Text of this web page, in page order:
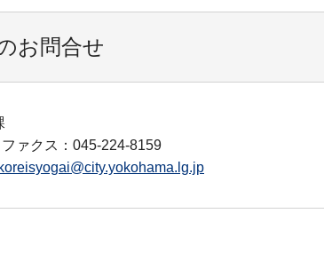
お問合せ
ファクス：045-224-8159